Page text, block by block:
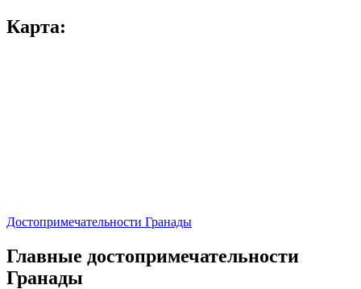
Карта:
Достопримечательности Гранады
Главные достопримечательности
Гранады